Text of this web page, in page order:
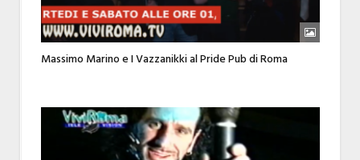
Massimo Marino e I Vazzanikki al Pride Pub di Roma